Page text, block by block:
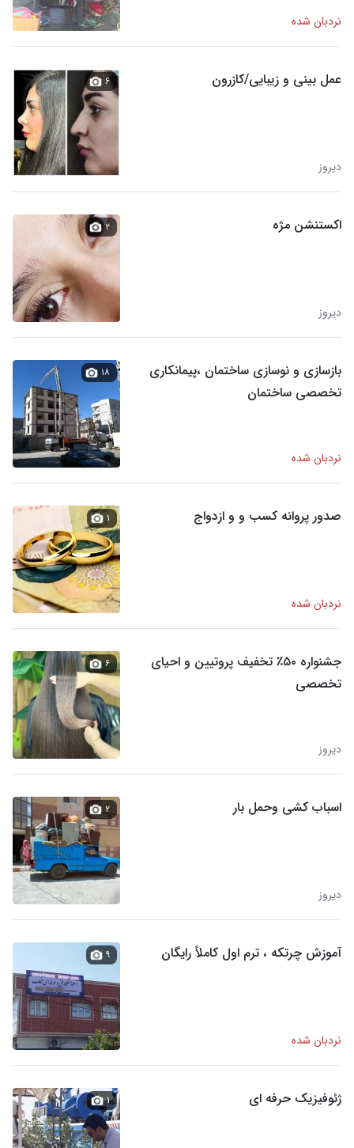
نردبان شده
عمل بینی و زیبایی/کازرون
دیروز
۶
اکستنشن مژه
دیروز
۲
بازسازی و نوسازی ساختمان ،پیمانکاری
تخصصی ساختمان
نردبان شده
۱۸
صدور پروانه کسب و و ازدواج
نردبان شده
۱
جشنواره ۵۰٪ تخفیف پروتیین و احیای
تخصصی
دیروز
۶
اسباب کشی وحمل بار
دیروز
۲
آموزش چرتکه ، ترم اول کاملاً رایگان
نردبان شده
۹
ژئوفیزیک حرفه ای ۱